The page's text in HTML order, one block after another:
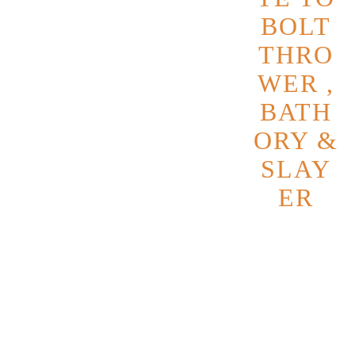
BOLT
THRO
WER ,
BATH
ORY &
SLAY
ER